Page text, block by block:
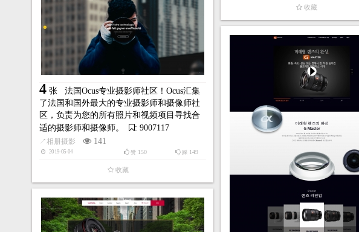
收藏
4 张 法国Ocus专业摄影师社区！Ocus汇集
了法国和国外最大的专业摄影师和摄像师社
区，负责为您的所有照片和视频项目寻找合
适的摄影师和摄像师。
: 9007117
↗相册摄影 141
2019-05-04 踩 149
赞 150
收藏